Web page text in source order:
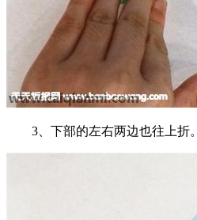
3、下部的左右两边也往上折。